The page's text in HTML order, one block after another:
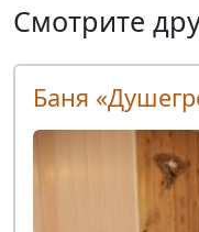
Смотрите
Баня